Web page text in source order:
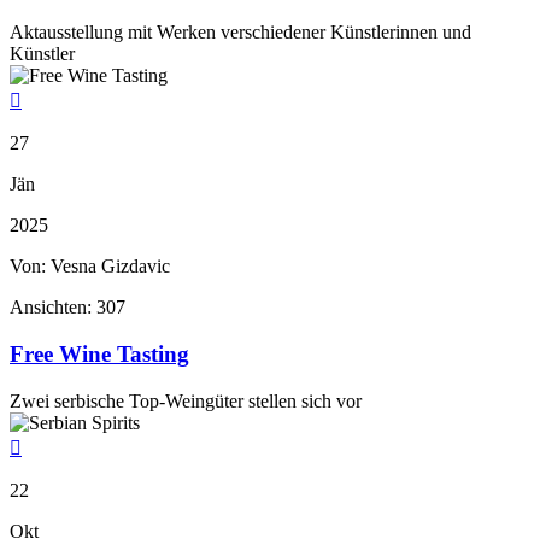
Aktausstellung mit Werken verschiedener Künstlerinnen und
Künstler

27
Jän
2025
Von: Vesna Gizdavic
Ansichten: 307
Free Wine Tasting
Zwei serbische Top-Weingüter stellen sich vor

22
Okt